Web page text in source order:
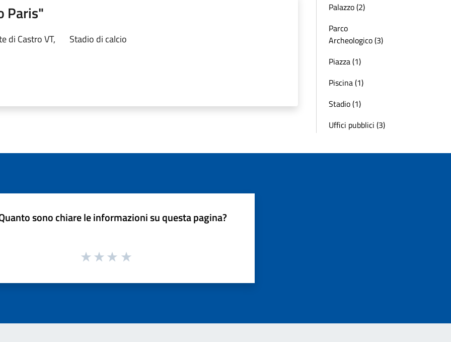
Paris"
di Castro VT, Stadio di calcio
Palazzo (2)
Parco
Archeologico (3)
Piazza (1)
Piscina (1)
Stadio (1)
Uffici pubblici (3)
sono chiare le informazioni su questa pagina?